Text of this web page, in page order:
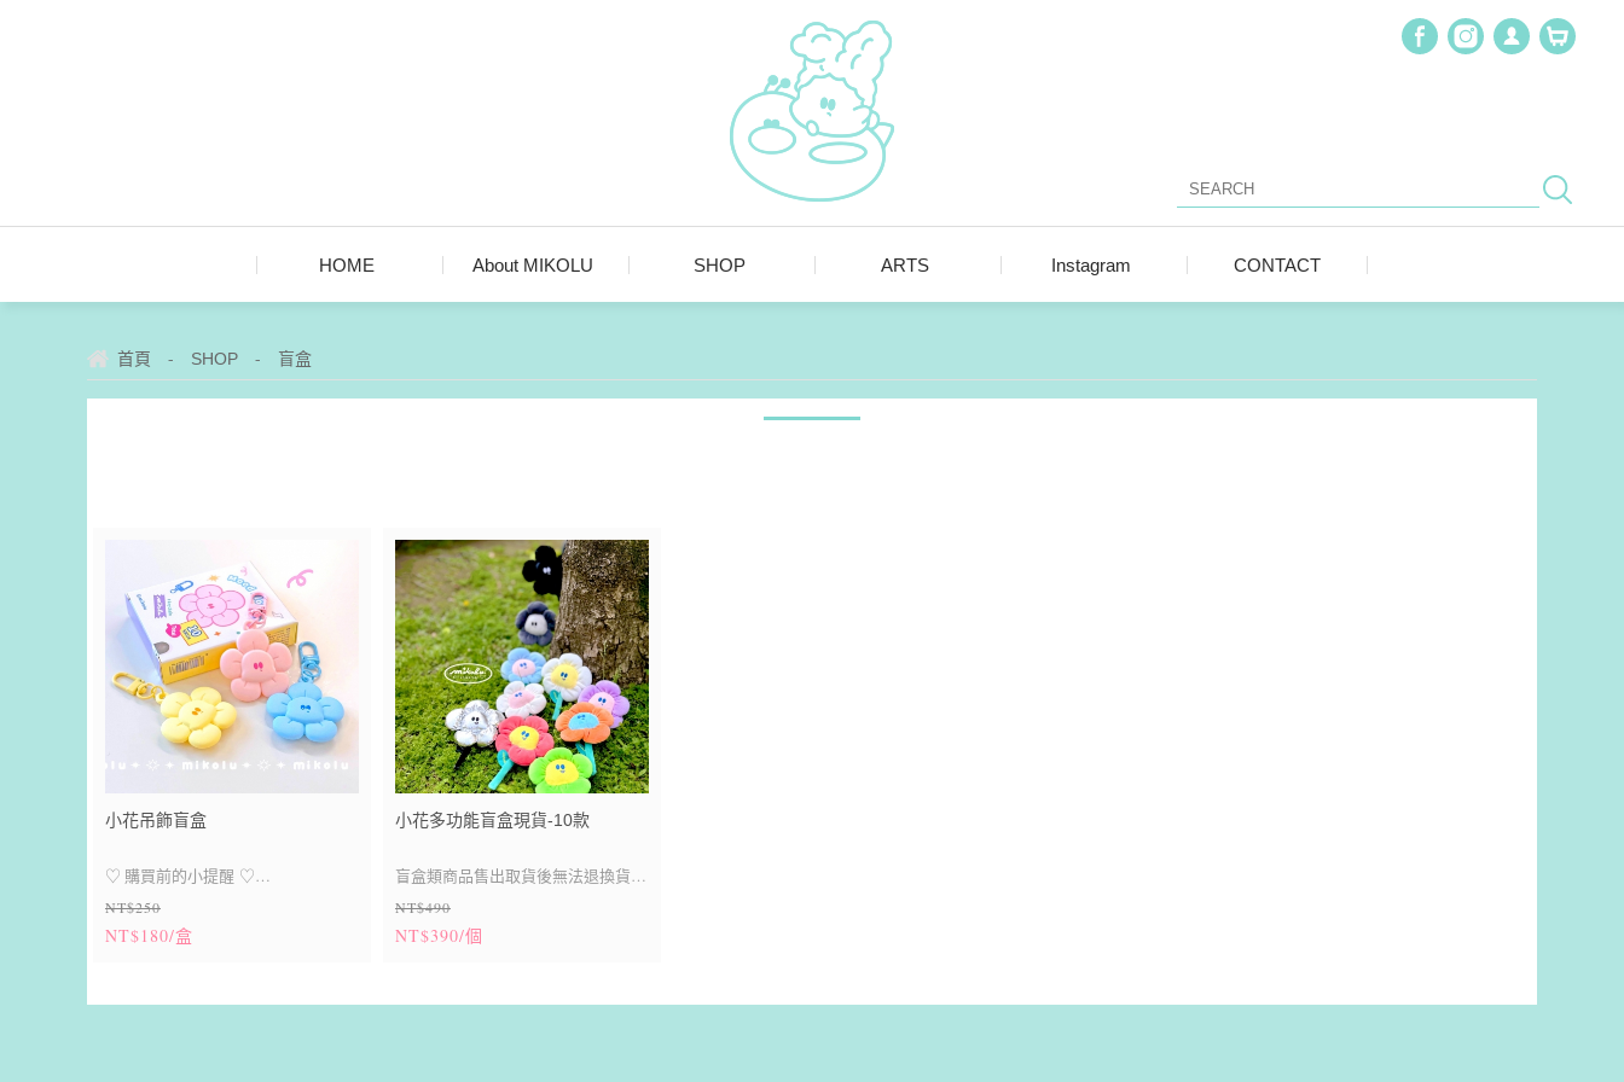
HOME About MIKOLU SHOP ARTS Instagram CONTACT
首頁 - SHOP - 盲盒
小花吊飾盲盒
♡ 購買前的小提醒 ♡
盲盒類商品售出取貨後無法退換貨
● 表面若出現微小突起，為脫模成型
時的自然痕跡，屬正常現象喔。
金屬材質，製作過程中表面可能會有
NT$250
NT$180/盒
小花多功能盲盒現貨-10款
盲盒類商品售出取貨後無法退換貨
✦ 內含：小花1朵、特典1張、鑰匙圈
1個
✦ 擺在桌上張裝飾品也沒問題～
NT$490
NT$390/個